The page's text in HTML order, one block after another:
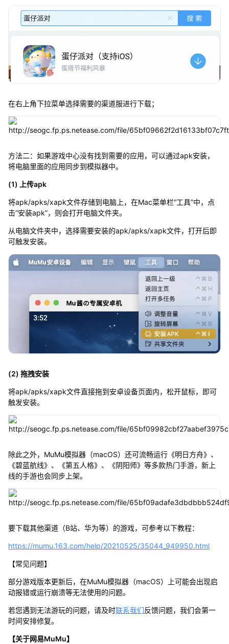
在右上角下拉菜单选择需要的渠道服进行下载；
方法二：如果游戏中心没有找到需要的应用，可以通过apk安装，
将电脑里面的应用同步到模拟器中。
(1) 上传apk
将apk/apks/xapk文件存储到电脑上，在Mac菜单栏“工具”中，点
击“安装apk”，则会打开电脑文件夹。
从电脑文件夹中，选择需要安装的apk/apks/xapk文件，打开后即
可触发安装。
(2) 拖拽安装
将apk/apks/xapk文件直接拖到安卓设备页面内，松开鼠标，即可
触发安装。
除此之外，MuMu模拟器（macOS）还可流畅运行《明日方舟》、
《碧蓝航线》、《第五人格》、《阴阳师》等多款热门手游，新上
线的手游也会同步上架。
要下载其他渠道（B站、华为等）的游戏，可参考以下教程：
https://mumu.163.com/help/20210525/35044_949950.html
【常见问题】
部分游戏版本更新后，在MuMu模拟器（macOS）上可能会出现启
动报错或运行崩溃等无法使用的问题。
若您遇到无法游玩的问题，请及时联系我们反馈问题，我们会第一
时间安排修复。
【关于网易MuMu】